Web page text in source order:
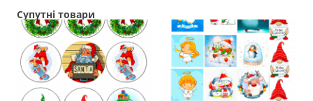
Супутні товари